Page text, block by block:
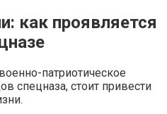
как проявляется
патриотическое
спецназа, стоит привести